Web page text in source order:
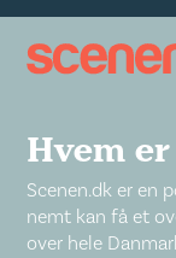
Hvem
Scenen.dk er en
nemt kan få et
over hele